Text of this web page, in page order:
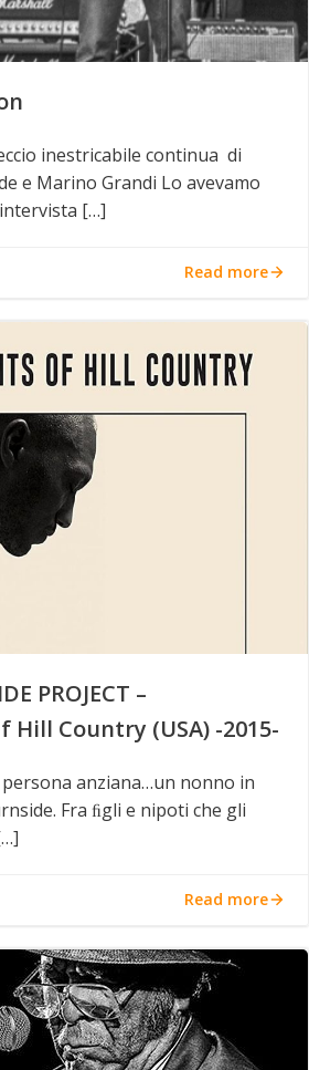
inestricabile continua di
e Marino Grandi Lo avevamo
[…]
Read more
PROJECT –
Hill Country (USA) -2015-
persona anziana…un nonno in
Fra ﬁgli e nipoti che gli
Read more